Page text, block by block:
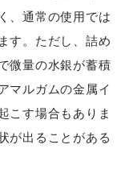
、通常の使用では
す。ただし、詰め
微量の水銀が蓄積
マルガムの金属イ
こす場合もありま
が出ることがある